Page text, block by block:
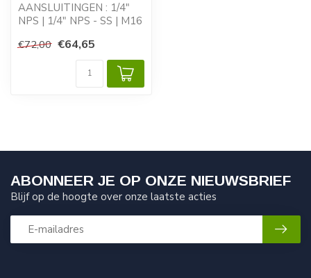
AANSLUITINGEN : 1/4"
NPS | 1/4" NPS - SS | M16
€72,00 €64,65
ABONNEER JE OP ONZE NIEUWSBRIEF
Blijf op de hoogte over onze laatste acties